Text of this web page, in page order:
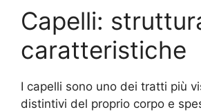
Capelli:
caratteristiche
I capelli sono uno dei tratti più
distintivi del proprio corpo e